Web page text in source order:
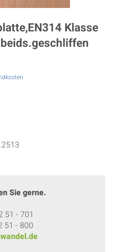
Klasse
Sie gerne.
51 - 701
51 - 800